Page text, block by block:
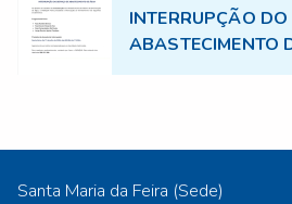
INTERRUPÇÃO
ABASTECIMENTO
17.07.2026
Santa Maria da Feira (Sede)